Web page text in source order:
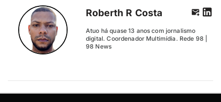
Roberth R Costa
Atuo há quase 13 anos com jornalismo
digital. Coordenador Multimídia. Rede 98 |
98 News